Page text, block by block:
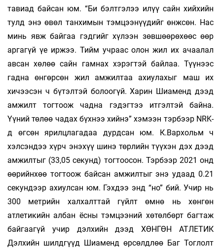
тавиад байсан юм. “Би бэлтгэлээ илүү сайн хийхийн
тулд энэ өвөл танхимын тэмцээнүүдийг өнжсөн. Нас
минь явж байгаа гэдгийг хүлээн зөвшөөрөхөөс өөр
аргагүй үе иржээ. Тийм учраас олон жил их ачаалал
авсан хөлөө сайн гамнах хэрэгтэй байлаа. Түүнээс
гадна өнгөрсөн жил амжилтаа ахиулахыг маш их
хичээсэн ч бүтэлтэй болоогүй. Харин Шиаменд дээд
амжилт тогтоож чадна гэдэгтээ итгэлтэй байна.
Үүний төлөө чадах бүхнээ хийнэ” хэмээн тэрбээр NRK-
д өгсөн ярилцлагадаа дурдсан юм. К.Вархольм ч
хэлсэндээ хүрч энэхүү шинэ төрлийн түүхэн дэх дээд
амжилтыг (33,05 секунд) тогтоосон. Тэрбээр 2021 онд
өөрийнхөө тогтоож байсан амжилтыг энэ удаад 0.21
секундээр ахиулсан юм. Гэхдээ энд “но” бий. Учир нь
300 метрийн халхалттай гүйлт өмнө нь хөнгөн
атлетикийн албан ёсны тэмцээний хөтөлбөрт багтаж
байгаагүй учир дэлхийн дээд ХӨНГӨН АТЛЕТИК
Дэлхийн шилдгүүд Шиаменд өрсөлдлөө Баг Тоглолт